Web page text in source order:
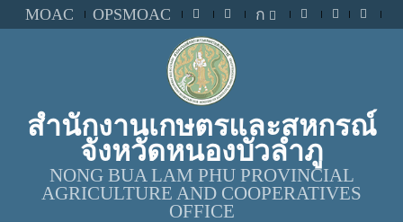
MOAC OPSMOAC ก
สำนักงานเกษตรและสหกรณ์
จังหวัดหนองบัวลำภู
NONG BUA LAM PHU PROVINCIAL
AGRICULTURE AND COOPERATIVES
OFFICE